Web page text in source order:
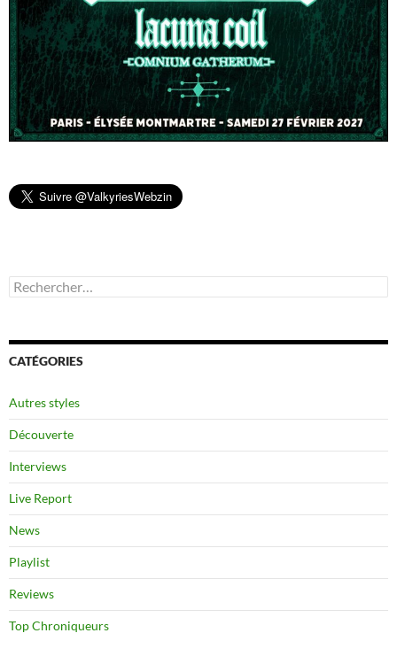
Rechercher :
CATÉGORIES
Autres styles
Découverte
Interviews
Live Report
News
Playlist
Reviews
Top Chroniqueurs